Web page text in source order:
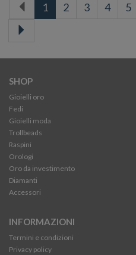
1 2 3 4 5
SHOP
Gioielli oro
Fedi
Gioielli moda
Trollbeads
Raspini
Orologi
Oro da investimento
Diamanti
Accessori
INFORMAZIONI
Termini e condizioni
Privacy policy